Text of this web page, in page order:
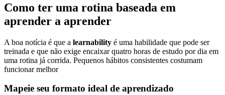
Como ter uma rotina baseada em
aprender a aprender
A boa notícia é que a learnability é uma habilidade que pode ser
treinada e que não exige encaixar quatro horas de estudo por dia em
uma rotina já corrida. Pequenos hábitos consistentes costumam
funcionar melhor
Mapeie seu formato ideal de aprendizado